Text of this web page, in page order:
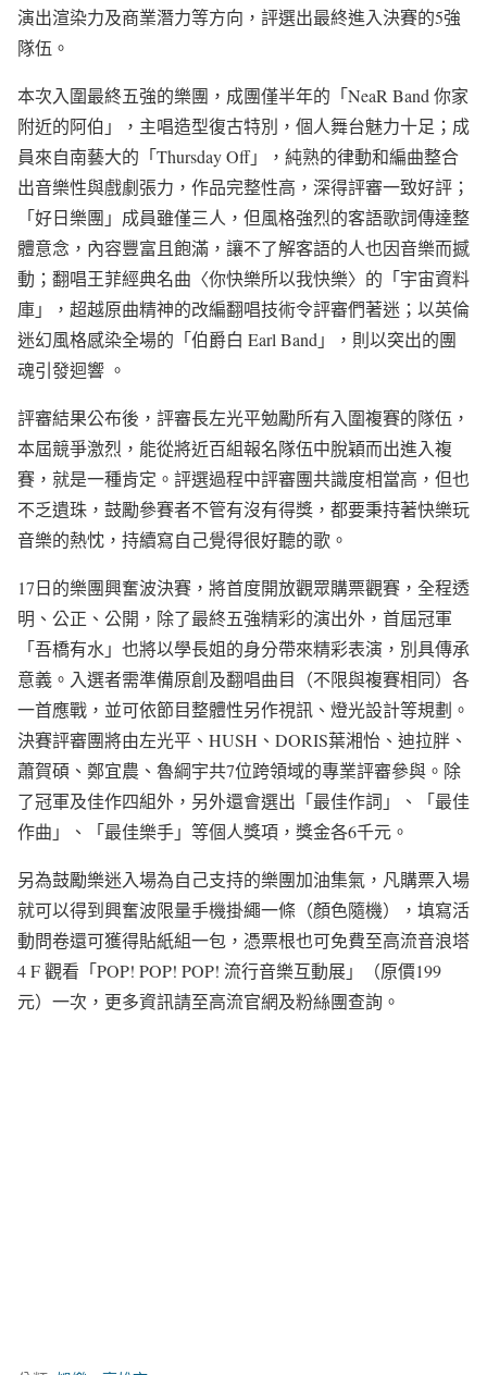
演出渲染力及商業潛力等方向，評選出最終進入決賽的5強
隊伍。
本次入圍最終五強的樂團，成團僅半年的「NeaR Band 你家
附近的阿伯」，主唱造型復古特別，個人舞台魅力十足；成
員來自南藝大的「Thursday Off」，純熟的律動和編曲整合
出音樂性與戲劇張力，作品完整性高，深得評審一致好評；
「好日樂團」成員雖僅三人，但風格強烈的客語歌詞傳達整
體意念，內容豐富且飽滿，讓不了解客語的人也因音樂而撼
動；翻唱王菲經典名曲〈你快樂所以我快樂〉的「宇宙資料
庫」，超越原曲精神的改編翻唱技術令評審們著迷；以英倫
迷幻風格感染全場的「伯爵白 Earl Band」，則以突出的團
魂引發迴響 。
評審結果公布後，評審長左光平勉勵所有入圍複賽的隊伍，
本屆競爭激烈，能從將近百組報名隊伍中脫穎而出進入複
賽，就是一種肯定。評選過程中評審團共識度相當高，但也
不乏遺珠，鼓勵參賽者不管有沒有得獎，都要秉持著快樂玩
音樂的熱忱，持續寫自己覺得很好聽的歌。
17日的樂團興奮波決賽，將首度開放觀眾購票觀賽，全程透
明、公正、公開，除了最終五強精彩的演出外，首屆冠軍
「吾橋有水」也將以學長姐的身分帶來精彩表演，別具傳承
意義。入選者需準備原創及翻唱曲目（不限與複賽相同）各
一首應戰，並可依節目整體性另作視訊、燈光設計等規劃。
決賽評審團將由左光平、HUSH、DORIS葉湘怡、迪拉胖、
蕭賀碩、鄭宜農、魯綱宇共7位跨領域的專業評審參與。除
了冠軍及佳作四組外，另外還會選出「最佳作詞」、「最佳
作曲」、「最佳樂手」等個人獎項，獎金各6千元。
另為鼓勵樂迷入場為自己支持的樂團加油集氣，凡購票入場
就可以得到興奮波限量手機掛繩一條（顏色隨機），填寫活
動問卷還可獲得貼紙組一包，憑票根也可免費至高流音浪塔
4 F 觀看「POP! POP! POP! 流行音樂互動展」（原價199
元）一次，更多資訊請至高流官網及粉絲團查詢。